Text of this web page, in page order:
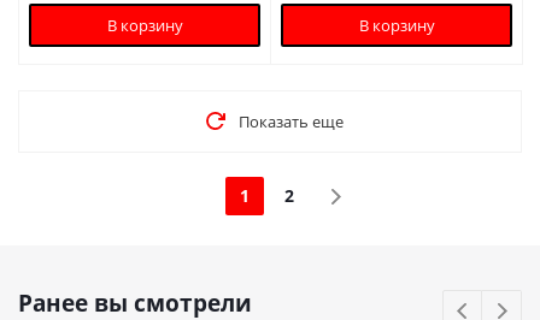
В корзину В корзину
Показать еще
1 2
Ранее вы смотрели